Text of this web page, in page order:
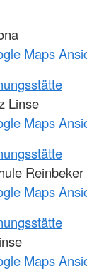
Maps
Linse
Maps
Maps
Maps